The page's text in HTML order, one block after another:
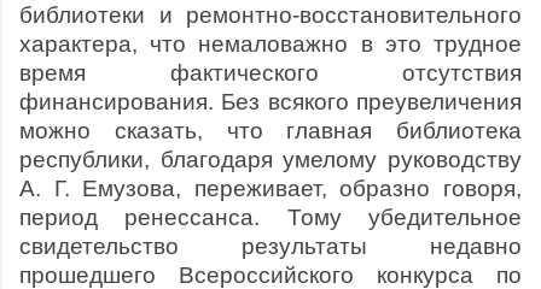
библиотеки и ремонтно-восстановительного
характера, что немаловажно в это трудное
время фактического отсутствия
финансирования. Без всякого преувеличения
можно сказать, что главная библиотека
республики, благодаря умелому руководству
А. Г. Емузова, переживает, образно говоря,
период ренессанса. Тому убедительное
свидетельство результаты недавно
прошедшего Всероссийского конкурса по